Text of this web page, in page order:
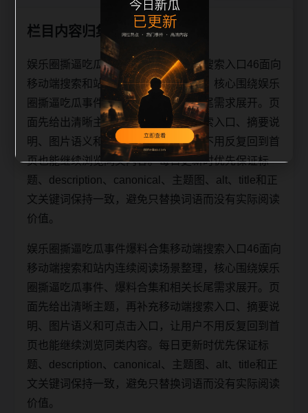
栏目内容归集
娱乐圈撕逼吃瓜事件爆料合集移动端搜索入口46面向
移动端搜索和站内连续阅读场景整理，核心围绕娱乐
圈撕逼吃瓜事件、爆料合集和相关长尾需求展开。页
面先给出清晰主题，再补充移动端搜索入口、摘要说
明、图片语义和可点击入口，让用户不用反复回到首
页也能继续浏览同类内容。每日更新时优先保证标
题、description、canonical、主题图、alt、title和正
文关键词保持一致，避免只替换词语而没有实际阅读
价值。
娱乐圈撕逼吃瓜事件爆料合集移动端搜索入口46面向
移动端搜索和站内连续阅读场景整理，核心围绕娱乐
圈撕逼吃瓜事件、爆料合集和相关长尾需求展开。页
面先给出清晰主题，再补充移动端搜索入口、摘要说
明、图片语义和可点击入口，让用户不用反复回到首
页也能继续浏览同类内容。每日更新时优先保证标
题、description、canonical、主题图、alt、title和正
文关键词保持一致，避免只替换词语而没有实际阅读
价值。